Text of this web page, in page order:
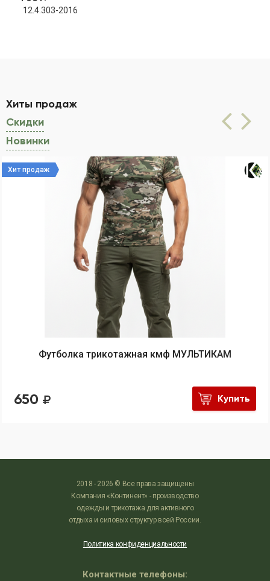
12.4.303-2016
Хиты продаж
Скидки
Новинки
Хит продаж
Футболка трикотажная кмф МУЛЬТИКАМ
650 Купить
2018 - 2026 © Все права защищены
Компания «Континент» - производство
одежды и трикотажа для активного
отдыха и силовых структур всей России.
Политика конфиденциальности
Контактные телефоны: